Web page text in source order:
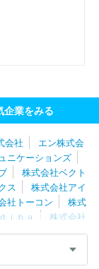
企業をみる
会社
エン株式会
ニケーションズ
株式会社ベクト
ス
株式会社アイ
社トーコン
株式
ｉｂａ
株式会社
クリエ
株式会社
株式会社アルフ